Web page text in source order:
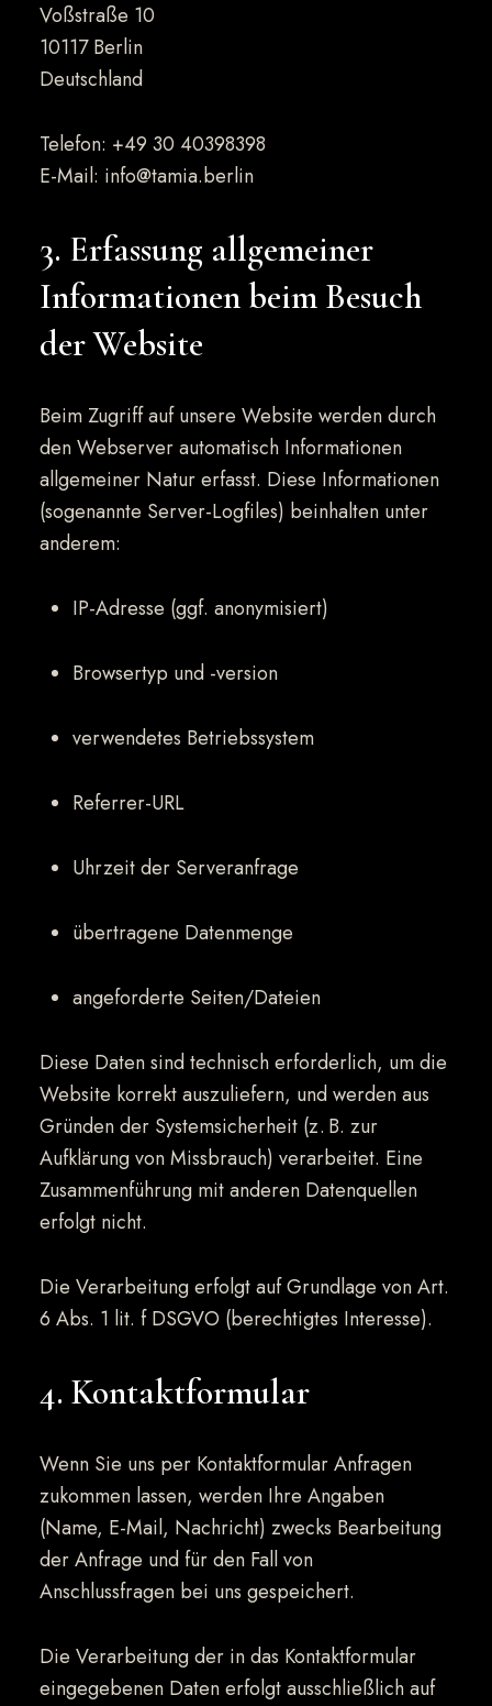
Voßstraße 10
10117 Berlin
Deutschland
Telefon: +49 30 40398398
E-Mail: info@tamia.berlin
3. Erfassung allgemeiner
Informationen beim Besuch
der Website
Beim Zugriff auf unsere Website werden durch
den Webserver automatisch Informationen
allgemeiner Natur erfasst. Diese Informationen
(sogenannte Server-Logfiles) beinhalten unter
anderem:
IP-Adresse (ggf. anonymisiert)
Browsertyp und -version
verwendetes Betriebssystem
Referrer-URL
Uhrzeit der Serveranfrage
übertragene Datenmenge
angeforderte Seiten/Dateien
Diese Daten sind technisch erforderlich, um die
Website korrekt auszuliefern, und werden aus
Gründen der Systemsicherheit (z. B. zur
Aufklärung von Missbrauch) verarbeitet. Eine
Zusammenführung mit anderen Datenquellen
erfolgt nicht.
Die Verarbeitung erfolgt auf Grundlage von Art.
6 Abs. 1 lit. f DSGVO (berechtigtes Interesse).
4. Kontaktformular
Wenn Sie uns per Kontaktformular Anfragen
zukommen lassen, werden Ihre Angaben
(Name, E-Mail, Nachricht) zwecks Bearbeitung
der Anfrage und für den Fall von
Anschlussfragen bei uns gespeichert.
Die Verarbeitung der in das Kontaktformular
eingegebenen Daten erfolgt ausschließlich auf